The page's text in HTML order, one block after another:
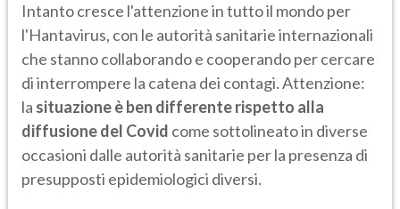
Intanto cresce l'attenzione in tutto il mondo per
l'Hantavirus, con le autorità sanitarie internazionali
che stanno collaborando e cooperando per cercare
di interrompere la catena dei contagi. Attenzione:
la situazione è ben differente rispetto alla
diffusione del Covid come sottolineato in diverse
occasioni dalle autorità sanitarie per la presenza di
presupposti epidemiologici diversi.